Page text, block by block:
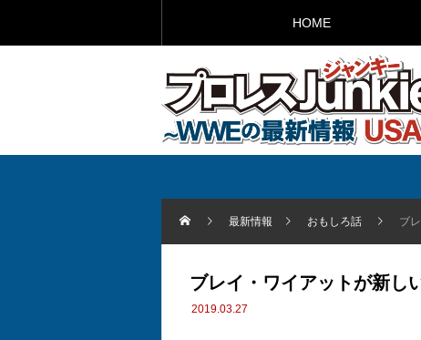
HOME
最新情報 おもしろ話 ブ
ブレイ・ワイアットが新し
2019.03.27